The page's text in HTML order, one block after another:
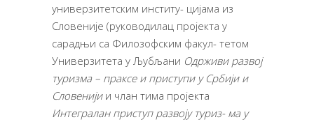
универзитетским институ- цијама из
Словеније (руководилац пројекта у
сарадњи са Филозофским факул- тетом
Универзитета у Љубљани Одрживи развој
туризма – праксе и приступи у Србији и
Словенији и члан тима пројекта
Интегралан приступ развоју туриз- ма у